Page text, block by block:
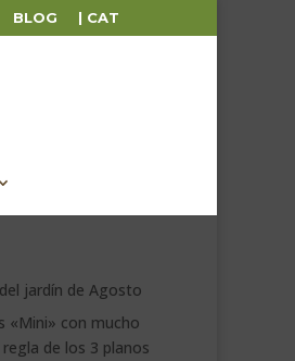
BLOG | CAT
jardín de Agosto
«Mini» con mucho
regla de los 3 planos